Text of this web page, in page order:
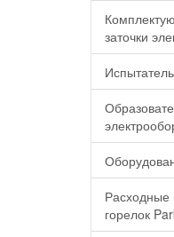
заточки
горелок